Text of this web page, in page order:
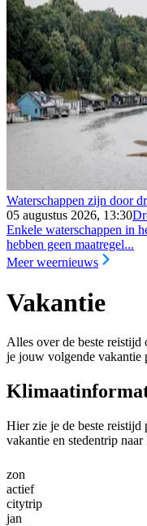
Waterschappen zijn door
05 augustus 2026, 13:30
Enkele waterschappen in
hebben geen maatregel...
Meer weernieuws
Vakantie
Alles over de beste reistijd
je jouw volgende vakantie
Hier zie je de beste reistijd
vakantie en stedentrip naar
zon
actief
citytrip
jan